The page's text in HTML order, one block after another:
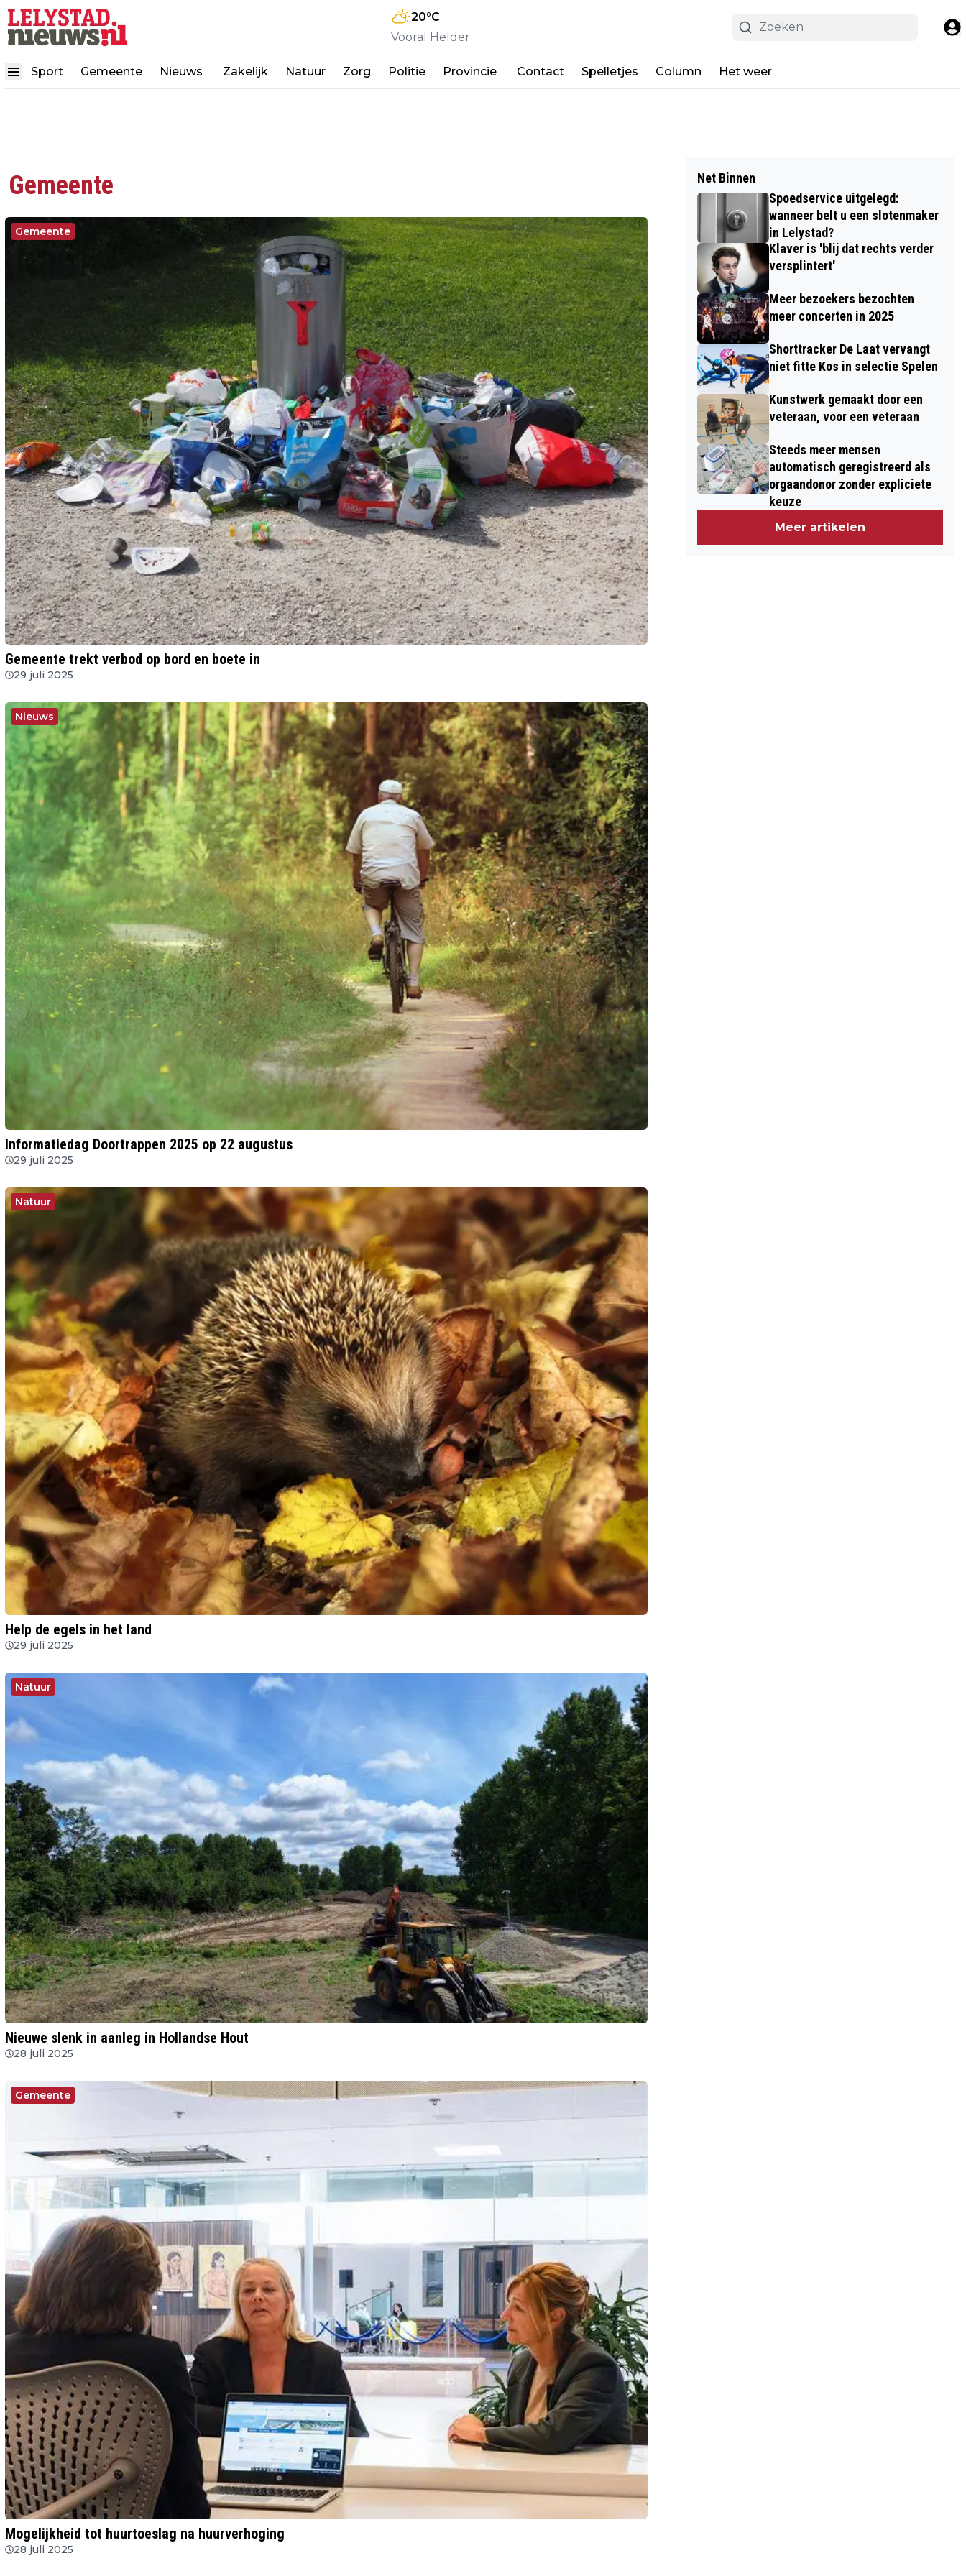
20°C
Vooral Helder
Sport Gemeente Nieuws Zakelijk Natuur Zorg Politie Provincie Contact Spelletjes Column Het weer
Gemeente
Gemeente
Gemeente trekt verbod op bord en boete in
29 juli 2025
Nieuws
Informatiedag Doortrappen 2025 op 22 augustus
29 juli 2025
Natuur
Help de egels in het land
29 juli 2025
Natuur
Nieuwe slenk in aanleg in Hollandse Hout
28 juli 2025
Gemeente
Mogelijkheid tot huurtoeslag na huurverhoging
28 juli 2025
Net Binnen
Spoedservice uitgelegd:
wanneer belt u een slotenmaker
in Lelystad?
Klaver is 'blij dat rechts verder
versplintert'
Meer bezoekers bezochten
meer concerten in 2025
Shorttracker De Laat vervangt
niet fitte Kos in selectie Spelen
Kunstwerk gemaakt door een
veteraan, voor een veteraan
Steeds meer mensen
automatisch geregistreerd als
orgaandonor zonder expliciete
keuze
Meer artikelen